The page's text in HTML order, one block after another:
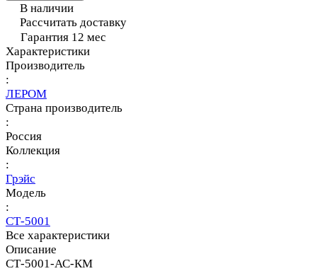
В наличии
Рассчитать доставку
Гарантия 12 мес
Характеристики
Производитель
:
ЛЕРОМ
Страна производитель
:
Россия
Коллекция
:
Грэйс
Модель
:
СТ-5001
Все характеристики
Описание
СТ-5001-АС-КМ